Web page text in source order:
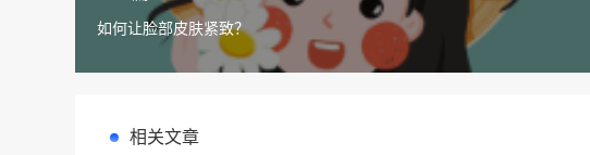
如何让脸部皮肤紧致？
相关文章